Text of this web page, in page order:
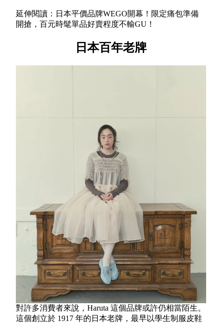
延伸閱讀：日本平價品牌WEGO開幕！限定痛包準備
開搶，百元時髦單品好賣程度不輸GU！
日本百年老牌
對許多消費者來說，Haruta 這個品牌或許仍相當陌生。
這個創立於 1917 年的日本老牌，最早以學生制服皮鞋